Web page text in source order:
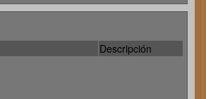
Descripción